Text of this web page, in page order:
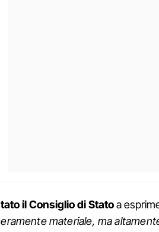
il Consiglio di Statoa
materiale, ma